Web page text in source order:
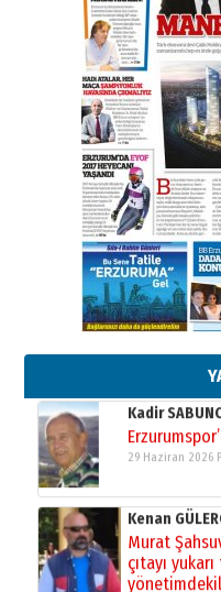
BİR BÖLÜM
ATATÜRK
28 Temmuz 2026
Ahmet
Ahmed
”Reisimiz”
26 Mart 2026
Cem Bakırcı
Ardında
gönül
13 Mayıs 2026
Esat
Başkan
bir vizyon
02 Ağustos 2026
Kadir
29 Haziran 2026
Kenan
Murat
çıtayı yukarı